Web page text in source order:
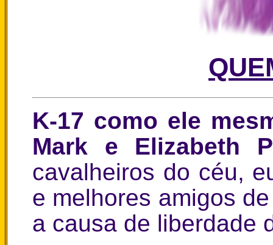
K-17 como ele
Mark e Elizabeth
cavalheiros do céu,
e melhores amigos
a causa de liberdade